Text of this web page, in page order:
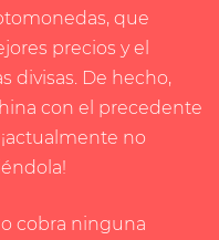
que
precios y el
divisas. De hecho,
con el precedente
no
cobra ninguna